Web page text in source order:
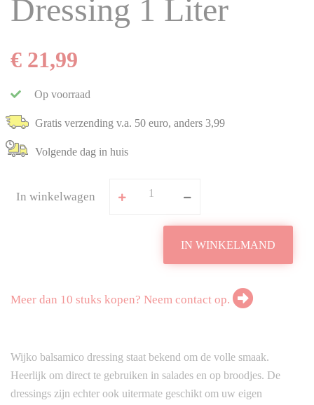
Dressing 1 Liter
€ 21,99
Op voorraad
Gratis verzending v.a. 50 euro, anders 3,99
Volgende dag in huis
In winkelwagen
IN WINKELMAND
Meer dan 10 stuks kopen? Neem contact op.
Wijko balsamico dressing staat bekend om de volle smaak.
Heerlijk om direct te gebruiken in salades en op broodjes. De
dressings zijn echter ook uitermate geschikt om uw eigen